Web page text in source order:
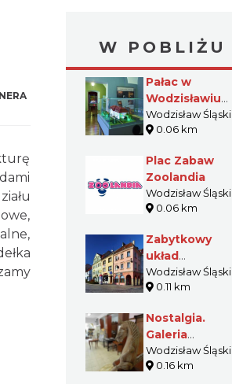
W POBLIŻU
Pałac w
Wodzisławiu
Śląskim -
Muzeum
Wodzisław Śląski
0.06 km
Plac Zabaw
Zoolandia
Wodzisław Śląski
0.06 km
Zabytkowy
układ
urbanistyczny
Wodzisławia
Wodzisław Śląski
0.11 km
Nostalgia.
Galeria
antyków i
sztuki
Wodzisław Śląski
0.16 km